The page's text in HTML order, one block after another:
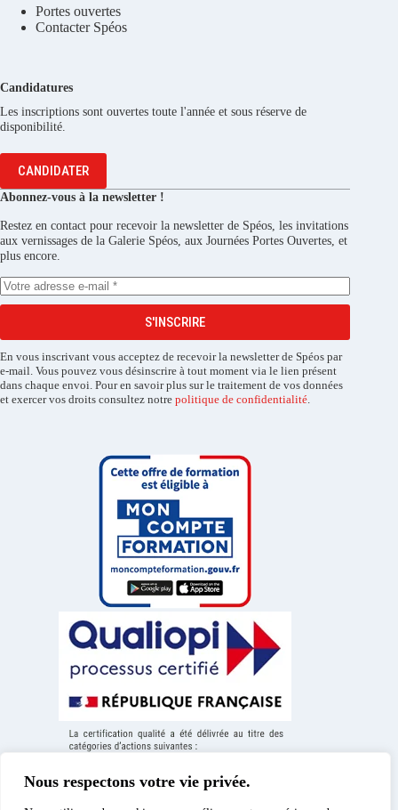
Nous respectons votre vie privée.
Portes ouvertes
Contacter Spéos
Candidatures
Les inscriptions sont ouvertes toute l'année et sous réserve de
disponibilité.
CANDIDATER
Abonnez-vous à la newsletter !
Restez en contact pour recevoir la newsletter de Spéos, les invitations
aux vernissages de la Galerie Spéos, aux Journées Portes Ouvertes, et
plus encore.
S'INSCRIRE
En vous inscrivant vous acceptez de recevoir la newsletter de Spéos par
e-mail. Vous pouvez vous désinscrire à tout moment via le lien présent
dans chaque envoi. Pour en savoir plus sur le traitement de vos données
et exercer vos droits consultez notre politique de confidentialité.